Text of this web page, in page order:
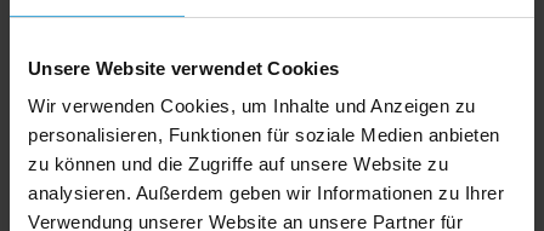
Unsere Website verwendet Cookies
Wir verwenden Cookies, um Inhalte und Anzeigen zu
personalisieren, Funktionen für soziale Medien anbieten
zu können und die Zugriffe auf unsere Website zu
analysieren. Außerdem geben wir Informationen zu Ihrer
Verwendung unserer Website an unsere Partner für
Der Querschnitt vom Leistenprofil ist rechteckig mit
abgerundeten Kanten. Für die Herstellung dieser
homogenen, gleichförmigen und verzugsfreien
Bilderrahmenleiste wird hochwertiges PU verwendet.
Durch dieses "Holzimitat" können Bilderrahmen zu
einem sehr günstigen Preis-Werte-Verhältnis
hergestellt werden. Dennoch erfüllen sie alle